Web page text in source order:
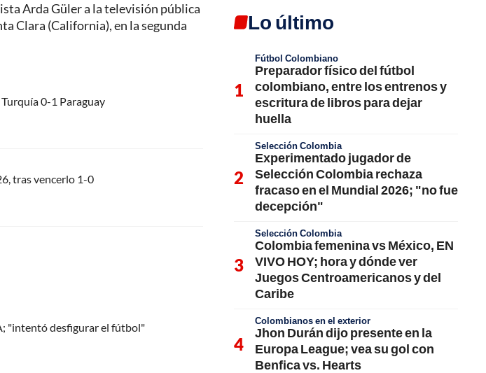
Arda Güler a la televisión pública
Clara (California), en la segunda
0-1 Paraguay
tras vencerlo 1-0
"intentó desfigurar el fútbol"
Lo último
Fútbol Colombiano
Preparador físico del fútbol
colombiano, entre los entrenos y
escritura de libros para dejar
huella
Selección Colombia
Experimentado jugador de
Selección Colombia rechaza
fracaso en el Mundial 2026; "no fue
decepción"
Selección Colombia
Colombia femenina vs México, EN
VIVO HOY; hora y dónde ver
Juegos Centroamericanos y del
Caribe
Colombianos en el exterior
Jhon Durán dijo presente en la
Europa League; vea su gol con
Benfica vs. Hearts